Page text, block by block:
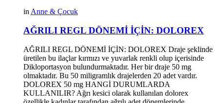
inAnne & Çocuk
AĞRILI REGL DÖNEMİ İÇİN: DOLOREX
AĞRILI REGL DÖNEMİ İÇİN: DOLOREX Draje şeklinde
üretilen bu ilaçlar kırmızı ve yuvarlak renkli olup içerisinde
Dikloportasyon bulundurmaktadır. Her bir draje 50 mg
olmaktadır. Bu 50 miligramlık drajelerden 20 adet vardır.
DOLOREX 50 mg HANGİ DURUMLARDA
KULLANILIR? Ağrı kesici olarak kullanılan dolorex